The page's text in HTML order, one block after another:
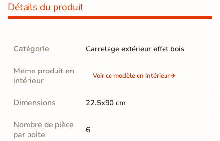
Détails du produit
Catégorie Carrelage extérieur effet bois
Même produit en
intérieur
Voir ce modèle en intérieur
Dimensions 22.5x90 cm
Nombre de pièce
par boite
6